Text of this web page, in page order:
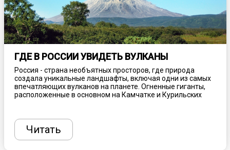
ГДЕ В РОССИИ УВИДЕТЬ ВУЛКАНЫ
Россия - страна необъятных просторов, где природа
создала уникальные ландшафты, включая одни из самых
впечатляющих вулканов на планете. Огненные гиганты,
расположенные в основном на Камчатке и Курильских
не только природные достопримечательности, но и места,
где можно почувствовать дыхание Земли и увидеть, как
рождается новая жизнь.
Читать